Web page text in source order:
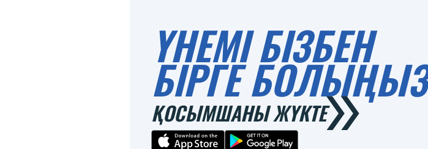
ҮНЕМІ БІЗБЕН
БІРГЕ БОЛЫҢЫЗ
ҚОСЫМШАНЫ ЖҮКТЕ